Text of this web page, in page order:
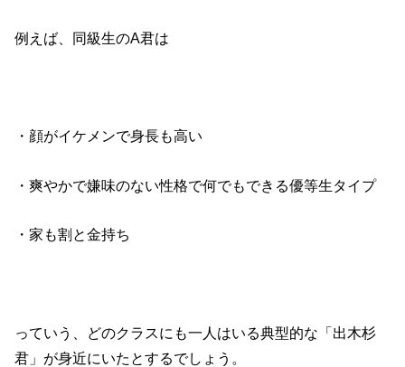
例えば、同級生のA君は
・顔がイケメンで身長も高い
・爽やかで嫌味のない性格で何でもできる優等生タイプ
・家も割と金持ち
っていう、どのクラスにも一人はいる典型的な「出木杉
君」が身近にいたとするでしょう。